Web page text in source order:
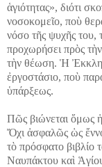
ἁγιότητας», διότι
νοσοκομεῖο, ποὺ
νόσο τῆς ψυχῆς του,
προχωρήσει πρὸς
τὴν θέωση. Ἡ
ἐργοστάσιο, ποὺ
ὑπάρξεως.
Πῶς βιώνεται ὅμως ἡ
Ὄχι ἀσφαλῶς ὡς
τὸ πρόσφατο βιβλίο
Ναυπάκτου καὶ